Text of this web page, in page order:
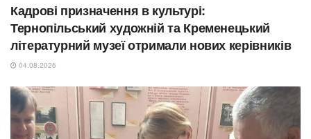
Кадрові призначення в культурі:
Тернопільський художній та Кременецький
літературний музеї отримали нових керівників
04.08.2026